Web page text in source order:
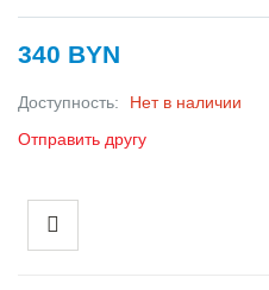
340 BYN
Доступность:
Нет в наличии
Отправить другу